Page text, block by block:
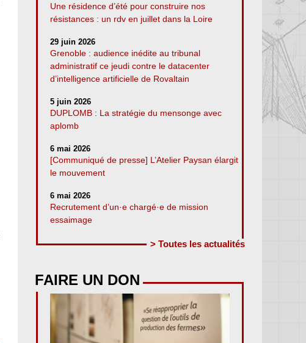
Une résidence d’été pour construire nos
résistances : un rdv en juillet dans la Loire
29 juin 2026
Grenoble : audience inédite au tribunal
administratif ce jeudi contre le datacenter
d’intelligence artificielle de Rovaltain
5 juin 2026
DUPLOMB : La stratégie du mensonge avec
aplomb
6 mai 2026
[Communiqué de presse] L’Atelier Paysan élargit
le mouvement
6 mai 2026
Recrutement d’un·e chargé·e de mission
essaimage
> Toutes les actualités
FAIRE UN DON